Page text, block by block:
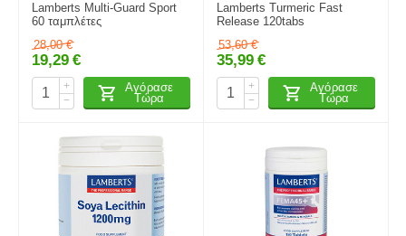
Lamberts Multi-Guard Sport
60 ταμπλέτες
28,00 €
19,29 €
+
−
Αγόρασε
Τώρα
Lamberts Turmeric Fast
Release 120tabs
53,60 €
35,99 €
+
−
Αγόρασε
Τώρα